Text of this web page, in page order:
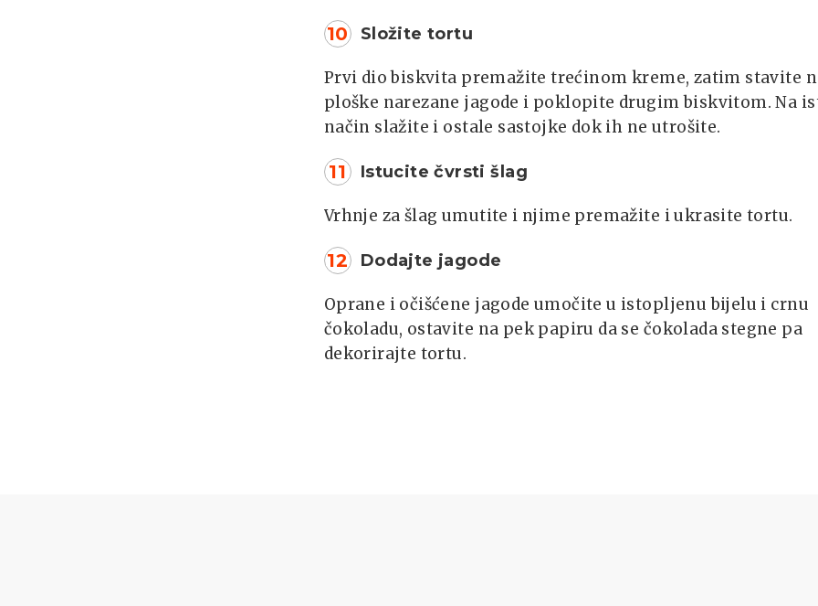
10 Složite tortu
Prvi dio biskvita premažite trećinom kreme, zatim stavite
ploške narezane jagode i poklopite drugim biskvitom. Na
način slažite i ostale sastojke dok ih ne utrošite.
11 Istucite čvrsti šlag
Vrhnje za šlag umutite i njime premažite i ukrasite tortu.
12 Dodajte jagode
Oprane i očišćene jagode umočite u istopljenu bijelu i crnu
čokoladu, ostavite na pek papiru da se čokolada stegne pa
dekorirajte tortu.